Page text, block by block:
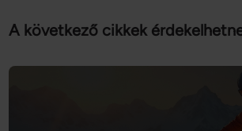
A következő cikkek